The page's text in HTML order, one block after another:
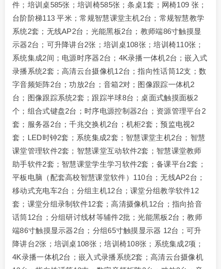
件；培训桌585张；培训椅585张；条桌1套；网椅109 张；
台阶阶梯113 平米；常规智慧课堂主机2台；常规智慧教学
系统2套；无线AP2台；光能黑板2台；教师端86寸触摸显
示器2台；可升降讲台2张；培训桌108张；培训椅110张；
系统集成2间；电源时序器2台；4K录播一体机2台；嵌入式
录播系统2套；高清云台摄像机12台；指向性话筒12支；数
字音频矩阵2台；功放2台；音箱2对；图像跟踪一体机2
台；图像跟踪系统2套；跟踪半球8台；桌面式触摸面板2
个；组合式键盘2台；时序电源控制器2台；资源管理平台2
套；服务器2台；千兆交换机2台；机柜2套；预监电视2
套；LED时钟2套；系统集成2套；智慧课堂主机2台；智慧
课堂管理软件2套；智慧课堂互动软件2套；智慧课堂教师
助手软件2套；智慧课堂学生学习软件2套；备课平台2套；
平板电脑（配套高校智慧课堂软件）110台；无线AP2台；
移动式充电车2台；分组主机12台；课堂分组教学软件12
套；课堂分组录制软件12套；高清摄像机12台；指向拾音
话筒12台；分组研讨线材等辅件2批；光能黑板2台；教师
端86寸触摸显示器2台；分组65寸触摸显示器 12台；可升
降讲台2张；培训桌108张；培训椅108张；系统集成2项；
4K录播一体机2台；嵌入式录播系统2套；高清云台摄像机